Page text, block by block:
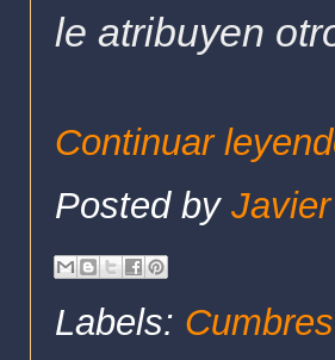
le atribuyen
Continuar
Posted by
Labels: